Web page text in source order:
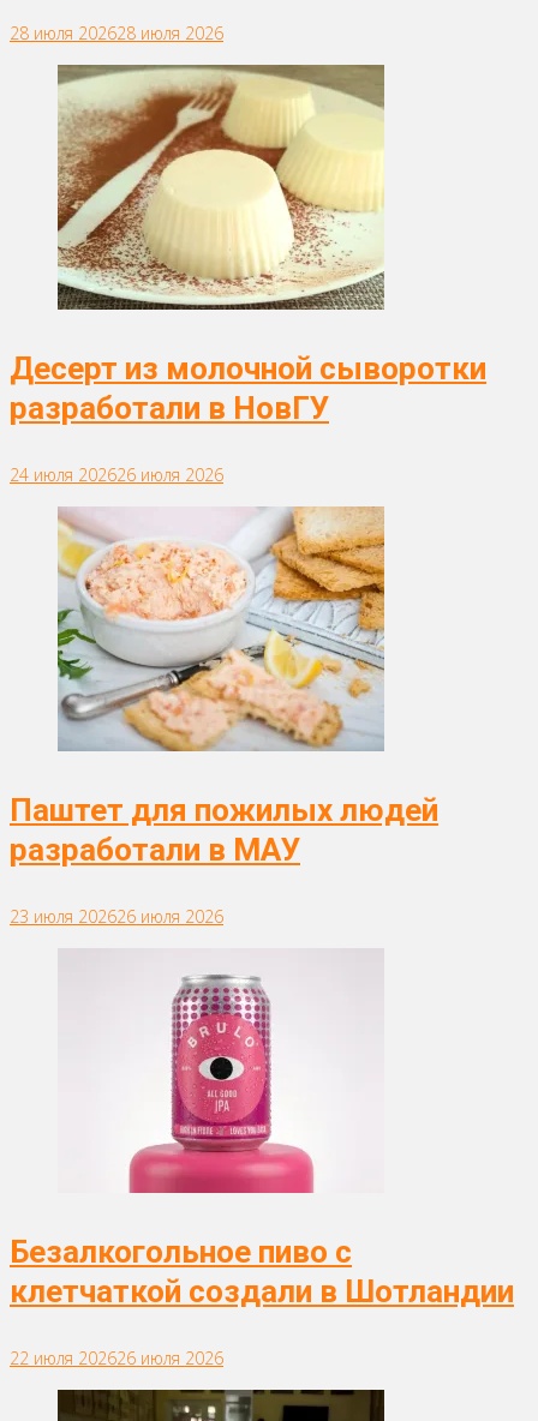
28 июля 202628 июля 2026
Десерт из молочной сыворотки
разработали в НовГУ
24 июля 202626 июля 2026
Паштет для пожилых людей
разработали в МАУ
23 июля 202626 июля 2026
Безалкогольное пиво с
клетчаткой создали в Шотландии
22 июля 202626 июля 2026